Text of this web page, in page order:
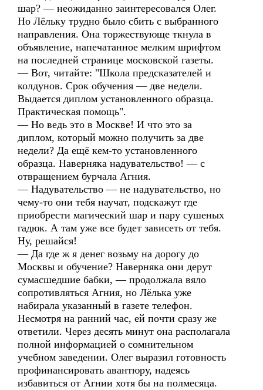
шар? — неожиданно заинтересовался Олег.
Но Лёльку трудно было сбить с выбранного
направления. Она торжествующе ткнула в
объявление, напечатанное мелким шрифтом
на последней странице московской газеты.
— Вот, читайте: "Школа предсказателей и
колдунов. Срок обучения — две недели.
Выдается диплом установленного образца.
Практическая помощь".
— Но ведь это в Москве! И что это за
диплом, который можно получить за две
недели? Да ещё кем-то установленного
образца. Наверняка надувательство! — с
отвращением бурчала Агния.
— Надувательство — не надувательство, но
чему-то они тебя научат, подскажут где
приобрести магический шар и пару сушеных
гадюк. А там уже все будет зависеть от тебя.
Ну, решайся!
— Да где ж я денег возьму на дорогу до
Москвы и обучение? Наверняка они дерут
сумасшедшие бабки, — продолжала вяло
сопротивляться Агния, но Лёлька уже
набирала указанный в газете телефон.
Несмотря на ранний час, ей почти сразу же
ответили. Через десять минут она располагала
полной информацией о сомнительном
учебном заведении. Олег выразил готовность
профинансировать авантюру, надеясь
избавиться от Агнии хотя бы на полмесяца.